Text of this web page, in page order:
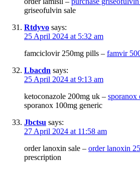
griseofulvin sale
Rtdyvo says:
25 April 2024 at 5:32 am
famciclovir 250mg pills – famvir
Lbacdn says:
25 April 2024 at 9:13 am
ketoconazole 200mg uk – sporanox
sporanox 100mg generic
Jbctsu says:
27 April 2024 at 11:58 am
order lanoxin sale – order lanoxin
prescription